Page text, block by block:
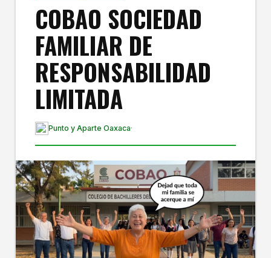
COBAO SOCIEDAD
FAMILIAR DE
RESPONSABILIDAD
LIMITADA
Punto y Aparte Oaxaca·